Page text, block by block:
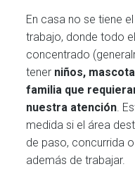
En casa no se tiene
trabajo, donde todo
concentrado
tener niños,
familia que
nuestra atención.
medida si el área
de paso, concurrida
además de trabajar.